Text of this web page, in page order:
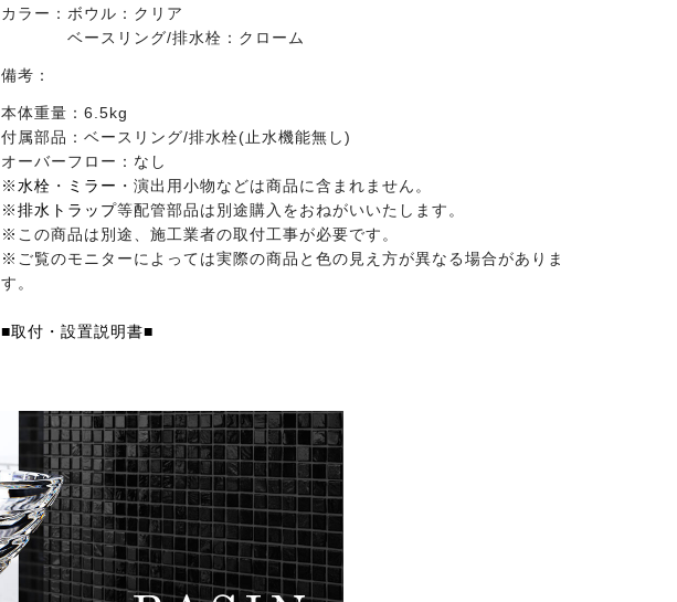
カラー： ボウル：クリア
ベースリング/排水栓：クローム
備考：
本体重量：6.5kg
付属部品：ベースリング/排水栓(止水機能無し)
オーバーフロー：なし
※水栓 ・ ミラー ・演出用小物などは商品に含まれません。
※排水トラップ等配管部品は別途購入をおねがいいたします。
※この商品は別途、施工業者の取付工事が必要です。
※ご覧のモニターによっては実際の商品と色の見え方が異なる場合がありま
す。
■取付・設置説明書■